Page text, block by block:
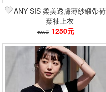
ANY SIS 柔美透膚薄紗緞帶荷
葉袖上衣
1990元 1250元